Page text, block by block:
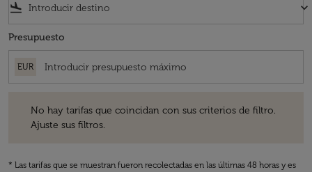
flight_land keyboard_arrow_down
Presupuesto
EUR
No hay tarifas que coincidan con sus criterios de filtro.
Ajuste sus filtros.
* Las tarifas que se muestran fueron recolectadas en las últimas 48 horas y es